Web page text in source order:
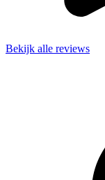
Bekijk alle reviews